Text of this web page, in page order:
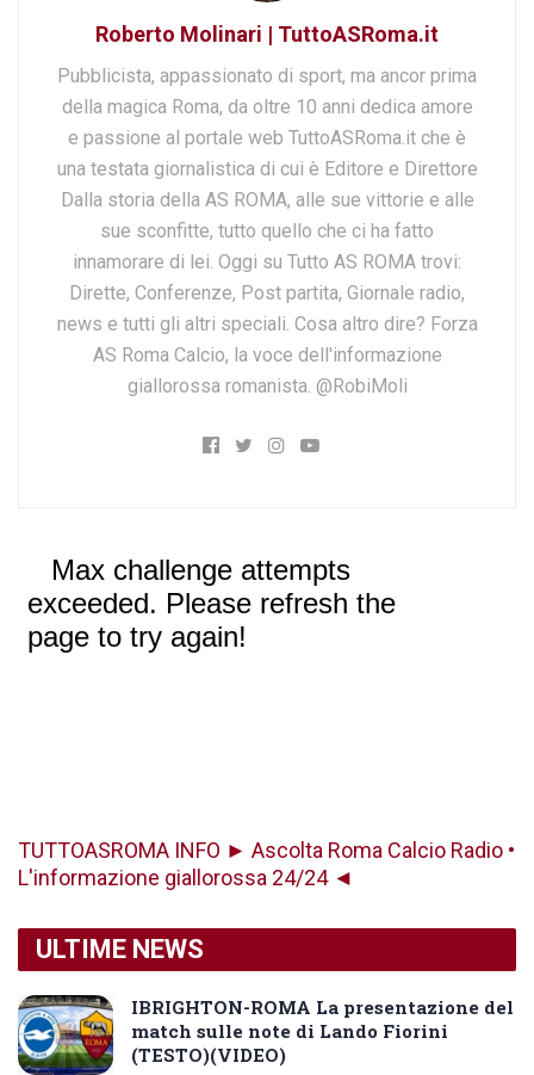
Roberto Molinari | TuttoASRoma.it
Pubblicista, appassionato di sport, ma ancor prima
della magica Roma, da oltre 10 anni dedica amore
e passione al portale web TuttoASRoma.it che è
una testata giornalistica di cui è Editore e Direttore
Dalla storia della AS ROMA, alle sue vittorie e alle
sue sconfitte, tutto quello che ci ha fatto
innamorare di lei. Oggi su Tutto AS ROMA trovi:
Dirette, Conferenze, Post partita, Giornale radio,
news e tutti gli altri speciali. Cosa altro dire? Forza
AS Roma Calcio, la voce dell'informazione
giallorossa romanista. @RobiMoli
TUTTOASROMA INFO ► Ascolta Roma Calcio Radio •
L'informazione giallorossa 24/24 ◄
ULTIME NEWS
IBRIGHTON-ROMA La presentazione del
match sulle note di Lando Fiorini
(TESTO)(VIDEO)